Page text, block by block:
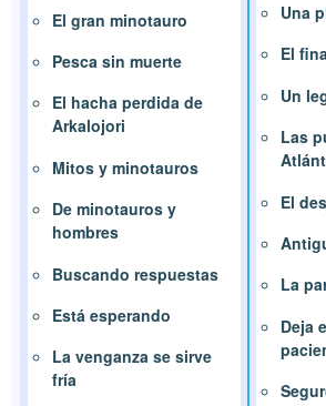
El gran minotauro
Pesca sin muerte
El hacha perdida de
Arkalojori
Mitos y minotauros
De minotauros y
hombres
Buscando respuestas
Está esperando
La venganza se sirve
fría
Una
El
Un
Las
El
La
Deja